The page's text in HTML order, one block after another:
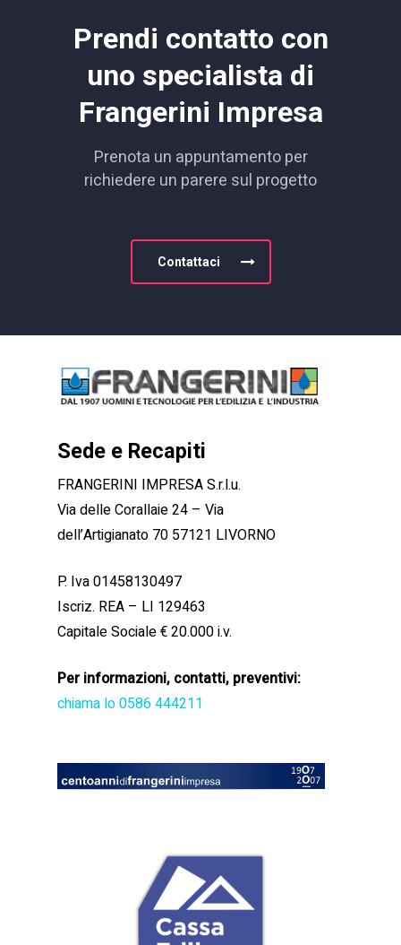
Prendi contatto con
uno specialista di
Frangerini Impresa
Prenota un appuntamento per
richiedere un parere sul progetto
Contattaci
Sede e Recapiti
FRANGERINI IMPRESA S.r.l.u.
Via delle Corallaie 24 – Via
dell’Artigianato 70 57121 LIVORNO
P. Iva 01458130497
Iscriz. REA – LI 129463
Capitale Sociale € 20.000 i.v.
Per informazioni, contatti, preventivi:
chiama lo 0586 444211